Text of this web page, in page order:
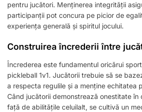
pentru jucători. Menținerea integrității
participanții pot concura pe picior de
experiența generală și spiritul jocului.
Construirea încrederii între
Încrederea este fundamentul oricărui
pickleball 1v1. Jucătorii trebuie să se
a respecta regulile și a menține echitatea
Când jucătorii demonstrează onestitate în
față de abilitățile celuilalt, se cultivă un